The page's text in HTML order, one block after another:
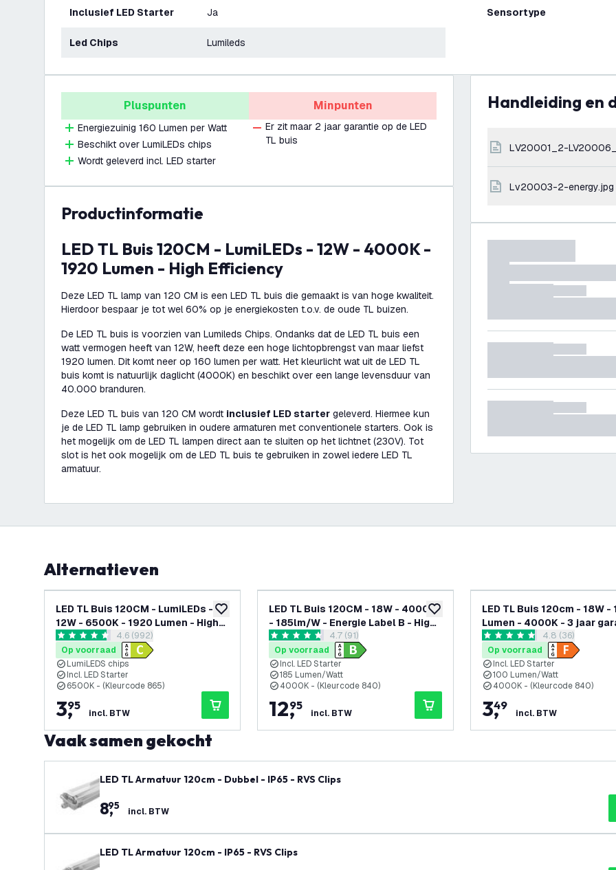
Inclusief LED Starter Ja
Led Chips Lumileds
Sensortype
Pluspunten
Energiezuinig 160 Lumen per Watt
Beschikt over LumiLEDs chips
Wordt geleverd incl. LED starter
Minpunten
Er zit maar 2 jaar garantie op de LED
TL buis
productinformatie
LED TL Buis 120CM - LumiLEDs - 12W - 4000K -
1920 Lumen - High Efficiency
Deze LED TL lamp van 120 CM is een LED TL buis die gemaakt is van hoge kwaliteit.
Hierdoor bespaar je tot wel 60% op je energiekosten t.o.v. de oude TL buizen.
De LED TL buis is voorzien van Lumileds Chips. Ondanks dat de LED TL buis een
watt vermogen heeft van 12W, heeft deze een hoge lichtopbrengst van maar liefst
1920 lumen. Dit komt neer op 160 lumen per watt. Het kleurlicht wat uit de LED TL
buis komt is natuurlijk daglicht (4000K) en beschikt over een lange levensduur van
40.000 branduren.
Deze LED TL buis van 120 CM wordt inclusief LED starter geleverd. Hiermee kun
je de LED TL lamp gebruiken in oudere armaturen met conventionele starters. Ook is
het mogelijk om de LED TL lampen direct aan te sluiten op het lichtnet (230V). Tot
slot is het ook mogelijk om de LED TL buis te gebruiken in zowel iedere LED TL
armatuur.
Handleiding en
LV20001_2-
lv20003-2-energy.jpg
Alternatieven
toevoegen aan verlanglijst
LED TL Buis 120CM - LumiLEDs -
12W - 6500K - 1920 Lumen - High
Efficiencyreviews drawer openen
4.6 score sterren4.6 (992)
Op voorraad
LumiLEDS chips
Incl. LED Starter
6500K - (Kleurcode 865)
3,
95
incl. BTW
toevoegen aan verlanglijst
LED TL Buis 120CM - 18W - 4000K
- 185lm/W - Energie Label B - High
Efficiencyreviews drawer openen
4.7 score sterren4.7 (91)
Op voorraad
Incl. LED Starter
185 Lumen/Watt
4000K - (Kleurcode 840)
12,
95
incl. BTW
LED TL Buis 120cm - 18W -
Lumen - 4000K - 3 jaar
reviews drawer
4.8 score sterren4.8 (36)
Op voorraad
Incl. LED Starter
100 Lumen/Watt
4000K - (Kleurcode 840)
3,
49
incl. BTW
Vaak samen gekocht
LED TL Armatuur 120cm - Dubbel - IP65 - RVS Clips
8,
95 incl. BTW
LED TL Armatuur 120cm - IP65 - RVS Clips